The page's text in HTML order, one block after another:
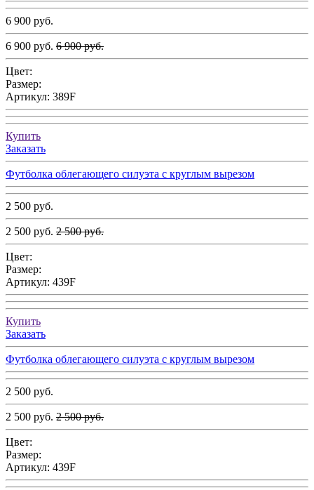
6 900 руб.
6 900 руб. 6 900 руб.
Цвет:
Размер:
Артикул: 389F
Купить
Заказать
Футболка облегающего силуэта с круглым вырезом
2 500 руб.
2 500 руб. 2 500 руб.
Цвет:
Размер:
Артикул: 439F
Купить
Заказать
Футболка облегающего силуэта с круглым вырезом
2 500 руб.
2 500 руб. 2 500 руб.
Цвет:
Размер:
Артикул: 439F